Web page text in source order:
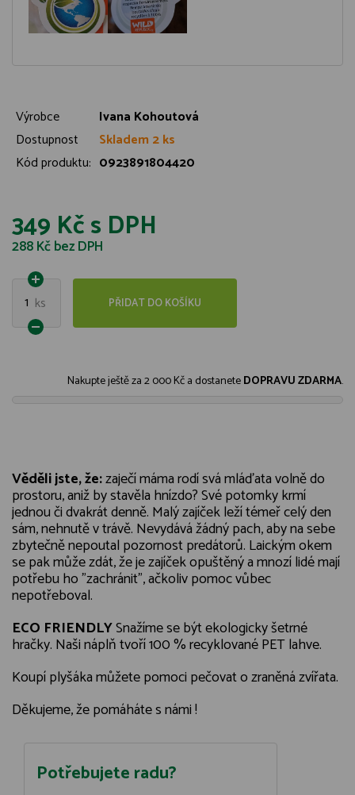
Výrobce
Ivana Kohoutová
Dostupnost
Skladem 2 ks
Kód produktu: 0923891804420
349 Kčs DPH
288 Kčbez DPH
1 ks PŘIDAT DO KOŠÍKU
Nakupte ještě za2 000 Kča dostaneteDOPRAVU ZDARMA.
Věděli jste, že:zaječí máma rodí svá mláďata volně do
prostoru, aniž by stavěla hnízdo? Své potomky krmí
jednou či dvakrát denně. Malý zajíček leží témeř celý den
sám, nehnutě v trávě. Nevydává žádný pach, aby na sebe
zbytečně nepoutal pozornost predátorů. Laickým okem
se pak může zdát, že je zajíček opuštěný a mnozí lidé mají
potřebu ho "zachránit", ačkoliv pomoc vůbec
nepotřeboval.
ECO FRIENDLYSnažíme se být ekologicky šetrné
hračky. Naši náplň tvoří 100 % recyklované PET lahve.
Koupí plyšáka můžete pomoci pečovat o zraněná zvířata.
Děkujeme, že pomáháte s námi !
Potřebujete radu?